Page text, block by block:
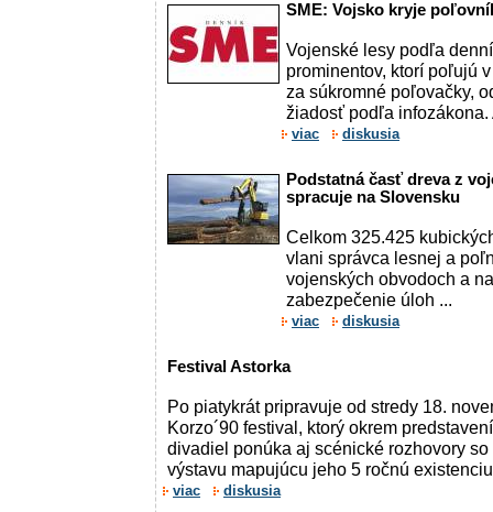
SME: Vojsko kryje
Vojenské lesy podľa
prominentov, ktorí poľujú
za súkromné poľovačky,
žiadosť podľa infozákona.
viac diskusia
Podstatná časť dreva z
spracuje na Slovensku
Celkom 325.425
vlani správca lesnej a
vojenských obvodoch a
zabezpečenie úloh ...
viac diskusia
Festival Astorka
Po piatykrát pripravuje od stredy 18.
Korzo´90 festival, ktorý okrem
divadiel ponúka aj scénické rozhovory
výstavu mapujúcu jeho 5 ročnú
viac diskusia